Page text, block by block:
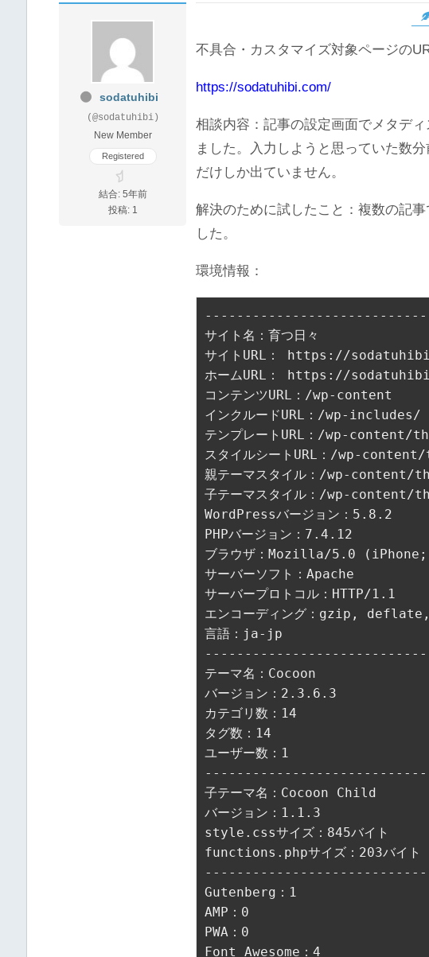
sodatuhibi
(@sodatuhibi)
New Member
Registered
結合: 5年前
投稿: 1
不具合・カスタマイズ対象ページの
https://sodatuhibi.com/
相談内容：記事の設定画面でメタデ
ました。入力しようと思っていた数
だけしか出ていません。
解決のために試したこと：複数の記
した。
環境情報：
サイト名：育つ日々
サイトURL： https://
ホームURL： https://
コンテンツURL：/wp-content
インクルードURL：/wp-includes/
テンプレートURL：/wp-content/
スタイルシートURL：/wp-
親テーマスタイル：/wp-
子テーマスタイル：/wp-
WordPressバージョン：5.8.2
PHPバージョン：7.4.12
ブラウザ：Mozilla/5.0
サーバーソフト：Apache
サーバープロトコル：HTTP/1.1
エンコーディング：gzip,
言語：ja-jp
テーマ名：Cocoon
バージョン：2.3.6.3
カテゴリ数：14
ユーザー数：1
子テーマ名：Cocoon Child
バージョン：1.1.3
functions.phpサイズ：203バイト
Gutenberg：1
AMP：0
PWA：0
Font Awesome：4